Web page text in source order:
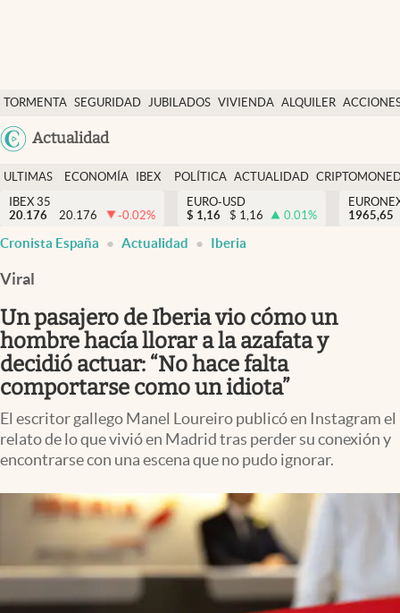
TORMENTA SEGURIDAD JUBILADOS VIVIENDA ALQUILER
USA
Actualidad
Economía y finanzas
Política
Actualidad
Criptomonedas
España
ULTIMAS
NOTICIAS
ECONOMÍA
FINANZAS
IBEX
EURO
POLÍTICA ACTUALIDAD
IBEX 35
20.176
20.176 -0.02%
EURO-USD
$ 1,16 $ 1,16 0.01%
1965,65
Cronista España Actualidad Iberia
Viral
Un pasajero de Iberia vio cómo un
hombre hacía llorar a la azafata y
decidió actuar: “No hace falta
comportarse como un idiota”
El escritor gallego Manel Loureiro publicó en Instagram el
relato de lo que vivió en Madrid tras perder su conexión y
encontrarse con una escena que no pudo ignorar.